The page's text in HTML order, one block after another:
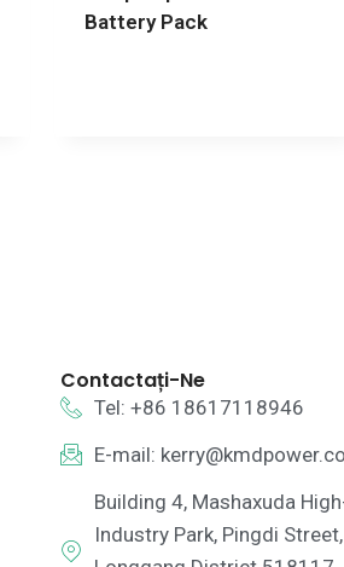
Battery Pack
Contactați-Ne
Tel: +86 18617118946
E-mail:
Building 4, Mashaxuda
Industry Park, Pingdi Street,